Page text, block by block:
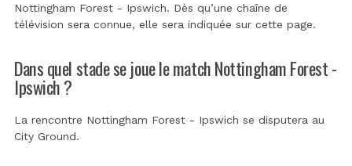
Nottingham Forest - Ipswich. Dès qu’une chaîne de
télévision sera connue, elle sera indiquée sur cette page.
Dans quel stade se joue le match Nottingham Forest -
Ipswich ?
La rencontre Nottingham Forest - Ipswich se disputera au
City Ground.